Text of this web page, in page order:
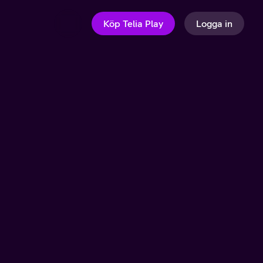
Köp Telia Play Logga in